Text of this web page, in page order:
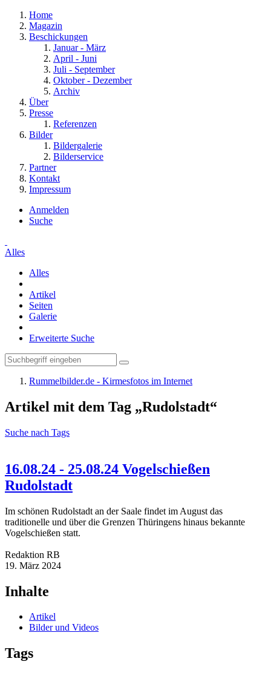
Home
Magazin
Beschickungen
Januar - März
April - Juni
Juli - September
Oktober - Dezember
Archiv
Über
Presse
Referenzen
Bilder
Bildergalerie
Bilderservice
Partner
Kontakt
Impressum
Anmelden
Suche
Alles
Alles
Artikel
Seiten
Galerie
Erweiterte Suche
Rummelbilder.de - Kirmesfotos im Internet
Artikel mit dem Tag „Rudolstadt“
Suche nach Tags
16.08.24 - 25.08.24 Vogelschießen
Rudolstadt
Im schönen Rudolstadt an der Saale findet im August das
traditionelle und über die Grenzen Thüringens hinaus bekannte
Vogelschießen statt.
Redaktion RB
19. März 2024
Inhalte
Artikel
Bilder und Videos
Tags